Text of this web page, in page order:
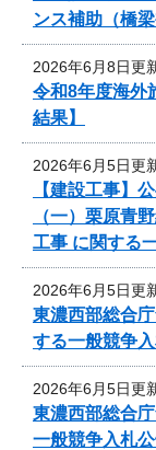
ンス補助（橋
2026年6月8日更
令和8年度海外
結果】
2026年6月5日更
【建設工事】
（一）栗原青
工事 に関する
2026年6月5日更
東濃西部総合
する一般競争
2026年6月5日更
東濃西部総合
一般競争入札